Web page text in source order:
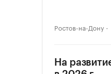
Ростов-на-Дону
На